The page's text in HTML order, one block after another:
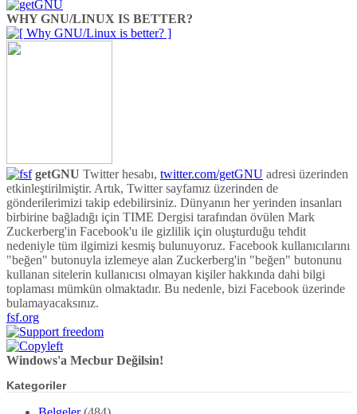
WHY GNU/LINUX IS BETTER?
getGNU Twitter hesabı, twitter.com/getGNU adresi üzerinden
etkinleştirilmiştir. Artık, Twitter sayfamız üzerinden de
gönderilerimizi takip edebilirsiniz. Dünyanın her yerinden insanları
birbirine bağladığı için TIME Dergisi tarafından övülen Mark
Zuckerberg'in Facebook'u ile gizlilik için oluşturduğu tehdit
nedeniyle tüm ilgimizi kesmiş bulunuyoruz. Facebook kullanıcılarını
"beğen" butonuyla izlemeye alan Zuckerberg'in "beğen" butonunu
kullanan sitelerin kullanıcısı olmayan kişiler hakkında dahi bilgi
toplaması mümkün olmaktadır. Bu nedenle, bizi Facebook üzerinde
bulamayacaksınız.
fsf.org
Windows'a Mecbur Değilsin!
Kategoriler